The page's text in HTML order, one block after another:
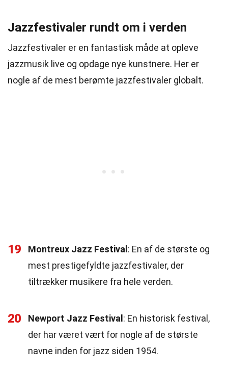
Jazzfestivaler rundt om i verden
Jazzfestivaler er en fantastisk måde at opleve
jazzmusik live og opdage nye kunstnere. Her er
nogle af de mest berømte jazzfestivaler globalt.
19 Montreux Jazz Festival : En af de største og
mest prestigefyldte jazzfestivaler, der
tiltrækker musikere fra hele verden.
20 Newport Jazz Festival : En historisk festival,
der har været vært for nogle af de største
navne inden for jazz siden 1954.